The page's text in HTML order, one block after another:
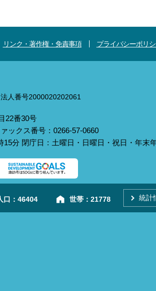
リンク・著作権・免責事項 プライバシーポリ
法人番号2000020202061
22番30号
ックス番号：0266-57-0660
15分 閉庁日：土曜日・日曜日・祝日・年末
口： 46404 世帯： 21778 統計